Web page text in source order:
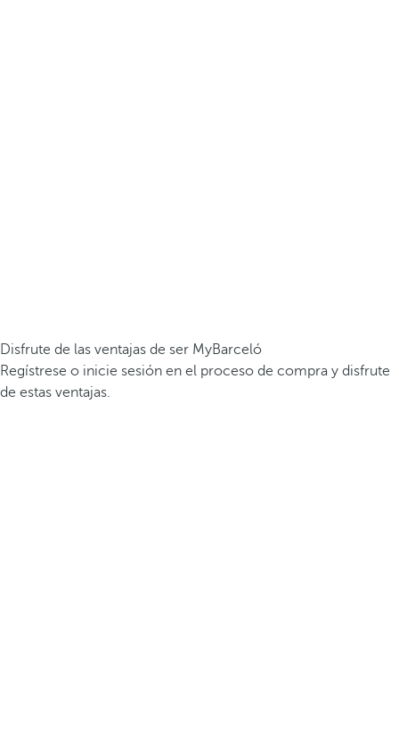
Disfrute de las ventajas de ser MyBarceló
Regístrese o inicie sesión en el proceso de compra y disfrute
de estas ventajas.